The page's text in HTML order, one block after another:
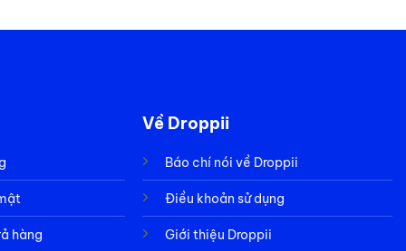
hàng
Về Droppii
Báo chí nói về Droppii
Điều khoản sử dụng
Giới thiệu Droppii